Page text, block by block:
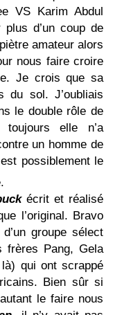
VS Karim Abdul
d’un coup de
amateur alors
nous faire croire
Je crois que sa
du sol. J’oubliais
le double rôle de
toujours elle n’a
un homme de
possiblement le
écrit et réalisé
l’original. Bravo
groupe sélect
frères Pang, Gela
qui ont scrappé
Bien sûr si
le faire nous